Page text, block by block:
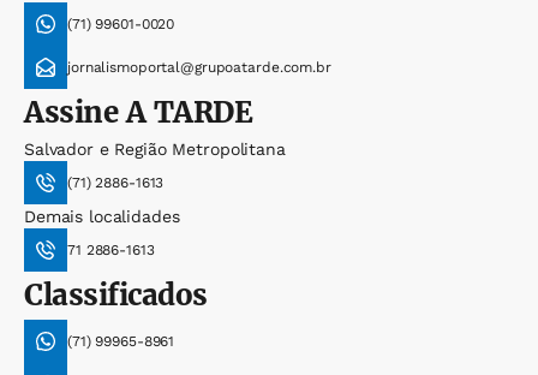
(71) 99601-0020
jornalismoportal@grupoatarde.com.br
AssineA TARDE
Salvador e Região Metropolitana
(71) 2886-1613
Demais localidades
71 2886-1613
Classificados
(71) 99965-8961